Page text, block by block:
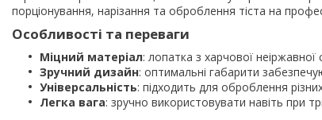
порціонування, нарізання та оброблення тіста на
Особливості та переваги
Міцний матеріал: лопатка з харчової неіржавної
Зручний дизайн: оптимальні габарити
Універсальність: підходить для оброблення
Легка вага: зручно використовувати навіть при